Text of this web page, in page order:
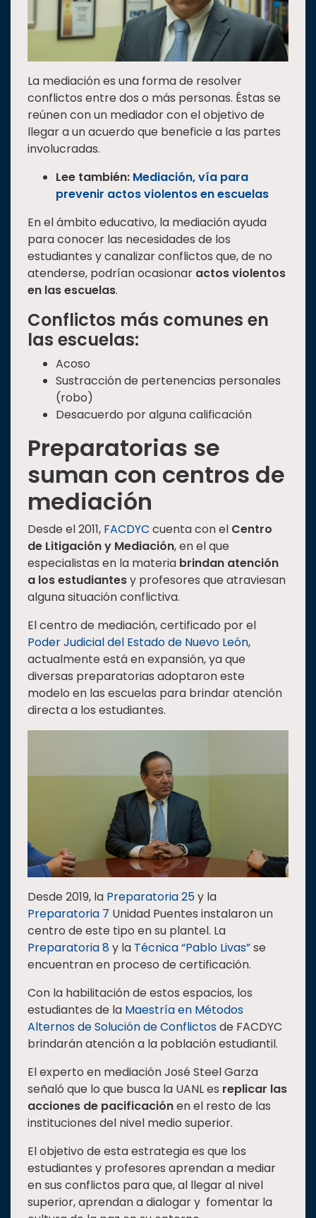
La mediación es una forma de resolver
conflictos entre dos o más personas. Éstas se
reúnen con un mediador con el objetivo de
llegar a un acuerdo que beneficie a las partes
involucradas.
Lee también: Mediación, vía para
prevenir actos violentos en escuelas
En el ámbito educativo, la mediación ayuda
para conocer las necesidades de los
estudiantes y canalizar conflictos que, de no
atenderse, podrían ocasionar actos violentos
en las escuelas.
Conflictos más comunes en
las escuelas:
Acoso
Sustracción de pertenencias personales
(robo)
Desacuerdo por alguna calificación
Preparatorias se
suman con centros de
mediación
Desde el 2011, FACDYC cuenta con el Centro
de Litigación y Mediación, en el que
especialistas en la materia brindan atención
a los estudiantesy profesores que atraviesan
alguna situación conflictiva.
El centro de mediación, certificado por el
Poder Judicial del Estado de Nuevo León,
actualmente está en expansión, ya que
diversas preparatorias adoptaron este
modelo en las escuelas para brindar atención
directa a los estudiantes.
Desde 2019, la Preparatoria 25y la
Preparatoria 7 Unidad Puentes instalaron un
centro de este tipo en su plantel. La
Preparatoria 8y la Técnica “Pablo Livas”se
encuentran en proceso de certificación.
Con la habilitación de estos espacios, los
estudiantes de la Maestría en Métodos
Alternos de Solución de Conflictosde FACDYC
brindarán atención a la población estudiantil.
El experto en mediación José Steel Garza
señaló que lo que busca la UANL es replicar las
acciones de pacificaciónen el resto de las
instituciones del nivel medio superior.
El objetivo de esta estrategia es que los
estudiantes y profesores aprendan a mediar
en sus conflictos para que, al llegar al nivel
superior, aprendan a dialogar y fomentar la